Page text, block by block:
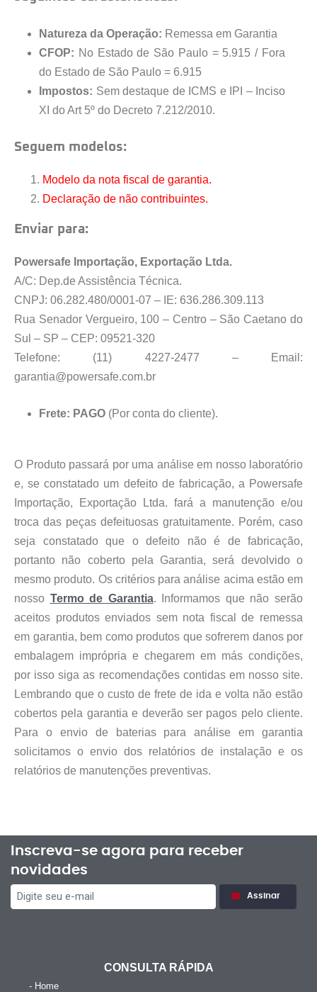
Natureza da Operação: Remessa em Garantia
CFOP: No Estado de São Paulo = 5.915 / Fora
do Estado de São Paulo = 6.915
Impostos: Sem destaque de ICMS e IPI – Inciso
XI do Art 5º do Decreto 7.212/2010.
Seguem modelos:
Modelo da nota fiscal de garantia.
Declaração de não contribuintes.
Enviar para:
Powersafe Importação, Exportação Ltda.
A/C: Dep.de Assistência Técnica.
CNPJ: 06.282.480/0001-07 – IE: 636.286.309.113
Rua Senador Vergueiro, 100 – Centro – São Caetano do
Sul – SP – CEP: 09521-320
Telefone: (11) 4227-2477 – Email:
garantia@powersafe.com.br
Frete: PAGO (Por conta do cliente).
O Produto passará por uma análise em nosso laboratório
e, se constatado um defeito de fabricação, a Powersafe
Importação, Exportação Ltda. fará a manutenção e/ou
troca das peças defeituosas gratuitamente. Porém, caso
seja constatado que o defeito não é de fabricação,
portanto não coberto pela Garantia, será devolvido o
mesmo produto. Os critérios para análise acima estão em
nosso Termo de Garantia. Informamos que não serão
aceitos produtos enviados sem nota fiscal de remessa
em garantia, bem como produtos que sofrerem danos por
embalagem imprópria e chegarem em más condições,
por isso siga as recomendações contidas em nosso site.
Lembrando que o custo de frete de ida e volta não estão
cobertos pela garantia e deverão ser pagos pelo cliente.
Para o envio de baterias para análise em garantia
solicitamos o envio dos relatórios de instalação e os
relatórios de manutenções preventivas.
Inscreva-se agora para receber
novidades
Assinar
CONSULTA RÁPIDA
- Home